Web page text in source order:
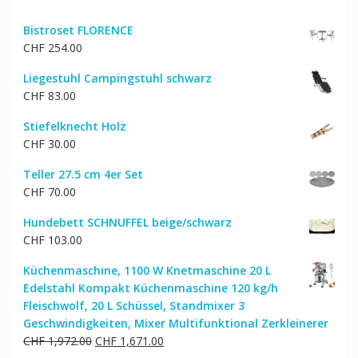
Bistroset FLORENCE
CHF254.00
Liegestuhl Campingstuhl schwarz
CHF83.00
Stiefelknecht Holz
CHF30.00
Teller 27.5 cm 4er Set
CHF70.00
Hundebett SCHNUFFEL beige/schwarz
CHF103.00
Küchenmaschine, 1100 W Knetmaschine 20 L
Edelstahl Kompakt Küchenmaschine 120 kg/h
Fleischwolf, 20 L Schüssel, Standmixer 3
Geschwindigkeiten, Mixer Multifunktional Zerkleinerer
CHF1,972.00 Ursprünglicher
CHF1,671.00Aktueller